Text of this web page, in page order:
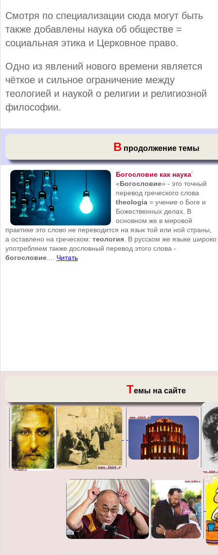
Смотря по специализации сюда могут быть
также добавлены наука об обществе =
социальная этика и Церковное право.
Одно из явлений нового времени является
чёткое и сильное ограничение между
теологией и наукой о религии и религиозной
философии.
Впродолжение темы
Богословие как наука’
«Богословие» - это точный
перевод греческого слова
theologia = учение о Боге и
Божественных делах. В
основном же в мировой
практике это слово не переводится на язык той или ной страны,
а оставлено на греческом: теология . В русском же языке широко
употребляем также дословный перевод этого слова -
богословие
Читать
Темы на сайте